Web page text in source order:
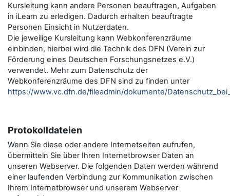
Kursleitung kann andere Personen beauftragen, Aufgaben
in iLearn zu erledigen. Dadurch erhalten beauftragte
Personen Einsicht in Nutzerdaten.
Die jeweilige Kursleitung kann Webkonferenzräume
einbinden, hierbei wird die Technik des DFN (Verein zur
Förderung eines Deutschen Forschungsnetzes e.V.)
verwendet. Mehr zum Datenschutz der
Webkonferenzräume des DFN sind zu finden unter
https://www.vc.dfn.de/fileadmin/dokumente/
Protokolldateien
Wenn Sie diese oder andere Internetseiten aufrufen,
übermitteln Sie über Ihren Internetbrowser Daten an
unseren Webserver. Die folgenden Daten werden während
einer laufenden Verbindung zur Kommunikation zwischen
Ihrem Internetbrowser und unserem Webserver